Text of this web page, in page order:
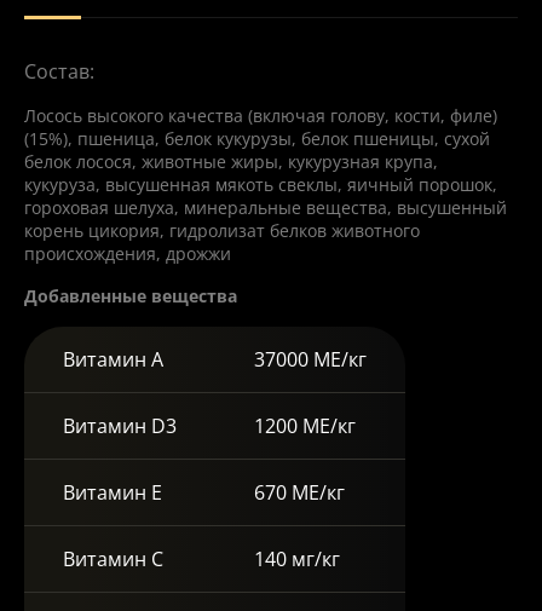
Состав:
Лосось высокого качества (включая голову, кости, филе)
(15%), пшеница, белок кукурузы, белок пшеницы, сухой
белок лосося, животные жиры, кукурузная крупа,
кукуруза, высушенная мякоть свеклы, яичный порошок,
гороховая шелуха, минеральные вещества, высушенный
корень цикория, гидролизат белков животного
происхождения, дрожжи
Добавленные вещества
Витамин А 37000 МЕ/кг
Витамин D3 1200 МЕ/кг
Витамин E 670 МЕ/кг
Витамин C 140 мг/кг